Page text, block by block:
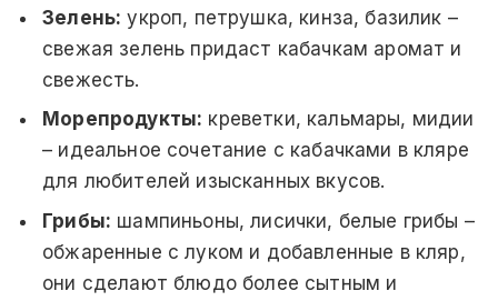
Зелень: укроп, петрушка, кинза, базилик –
свежая зелень придаст кабачкам аромат и
свежесть.
Морепродукты: креветки, кальмары, мидии
– идеальное сочетание с кабачками в кляре
для любителей изысканных вкусов.
Грибы: шампиньоны, лисички, белые грибы –
обжаренные с луком и добавленные в кляр,
они сделают блюдо более сытным и